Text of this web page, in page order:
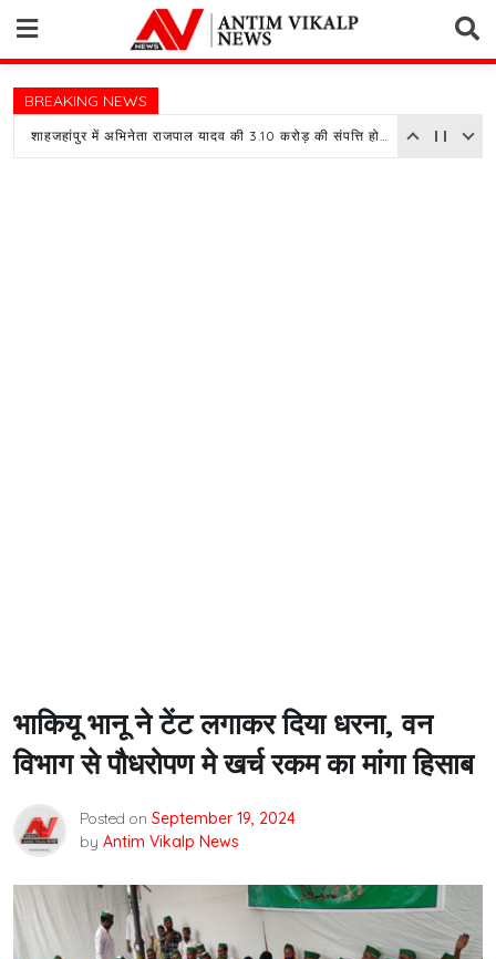
content
BREAKING NEWS
शाहजहांपुर में अभिनेता राजपाल यादव की 3.10 करोड़ की संपत्ति होगी नीलाम, बैंक ने चस्पा किया नोटिस
भाकियू भानू ने टेंट लगाकर दिया धरना, वन
विभाग से पौधरोपण मे खर्च रकम का मांगा हिसाब
Posted on September 19, 2024
by Antim Vikalp News